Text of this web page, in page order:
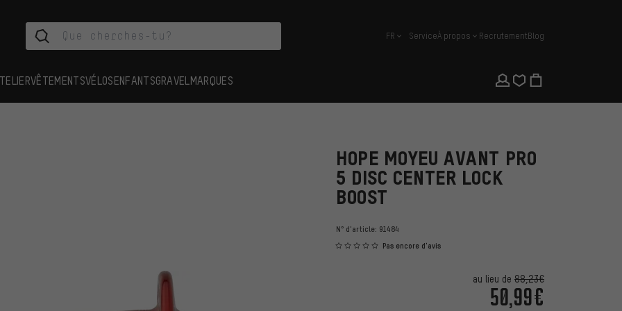
français
FR ServiceÀ propos RecrutementBlog
VÊTEMENTSVÉLOSENFANTSGRAVEL MARQUES
HOPE MOYEU AVANT PRO
5 DISC CENTER LOCK
BOOST
N° d'article: 91484
Pas encore d'avis
au lieu de 88,23€
50,99€